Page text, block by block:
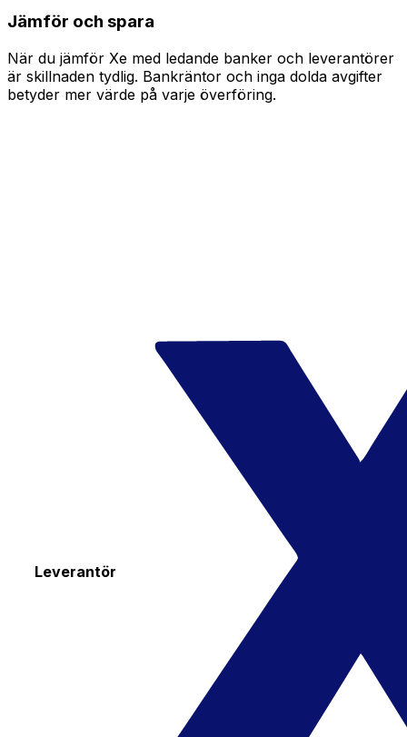
Jämför och spara
När du jämför Xe med ledande banker och leverantörer
är skillnaden tydlig. Bankräntor och inga dolda avgifter
betyder mer värde på varje överföring.
Leverantör